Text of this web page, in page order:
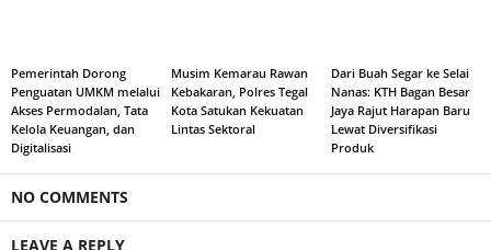
Pemerintah Dorong
Penguatan UMKM melalui
Akses Permodalan, Tata
Kelola Keuangan, dan
Digitalisasi
Musim Kemarau Rawan
Kebakaran, Polres Tegal
Kota Satukan Kekuatan
Lintas Sektoral
Dari Buah Segar ke Selai
Nanas: KTH Bagan Besar
Jaya Rajut Harapan Baru
Lewat Diversifikasi
Produk
NO COMMENTS
LEAVE A REPLY